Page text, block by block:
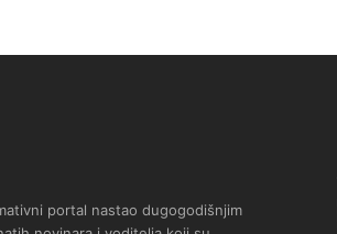
portal nastao dugogodišnjim